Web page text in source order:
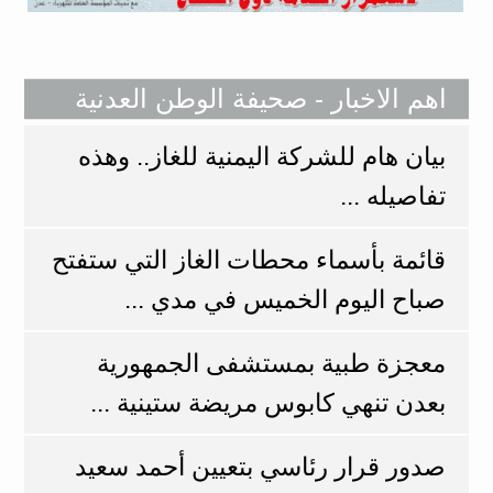
اهم الاخبار - صحيفة الوطن العدنية
بيان هام للشركة اليمنية للغاز.. وهذه
تفاصيله ...
قائمة بأسماء محطات الغاز التي ستفتح
صباح اليوم الخميس في مدي ...
معجزة طبية بمستشفى الجمهورية
بعدن تنهي كابوس مريضة ستينية ...
صدور قرار رئاسي بتعيين أحمد سعيد